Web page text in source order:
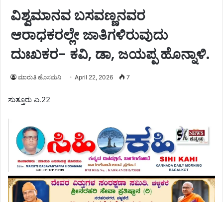
ವಿಶ್ವಮಾನವ ಬಸವಣ್ಣನವರ
ಆರಾಧಕರಲ್ಲೇ ಜಾತಿಗಳಿರುವುದು
ದುಃಖಕರ- ಕವಿ, ಡಾ, ಜಯಪ್ಪ ಹೊನ್ನಾಳಿ.
ಮಾರುತಿ ಹೊಸಮನಿ April 22, 2026 7
ಸುತ್ತೂರು ಏ.22